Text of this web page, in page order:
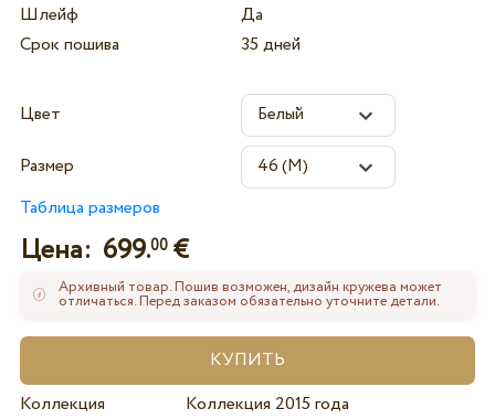
Шлейф
Да
Срок пошива
35 дней
Цвет
Размер
Таблица размеров
Цена: 699.00€
Архивный товар. Пошив возможен, дизайн кружева может
отличаться. Перед заказом обязательно уточните детали.
Коллекция
Коллекция 2015 года